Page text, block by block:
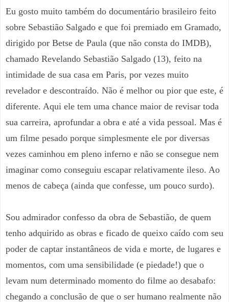
Eu gosto muito também do documentário brasileiro feito
sobre Sebastião Salgado e que foi premiado em Gramado,
dirigido por Betse de Paula (que não consta do IMDB),
chamado Revelando Sebastião Salgado (13), feito na
intimidade de sua casa em Paris, por vezes muito
revelador e descontraído. Não é melhor ou pior que este, é
diferente. Aqui ele tem uma chance maior de revisar toda
sua carreira, aprofundar a obra e até a vida pessoal. Mas é
um filme pesado porque simplesmente ele por diversas
vezes caminhou em pleno inferno e não se consegue nem
imaginar como conseguiu escapar relativamente ileso. Ao
menos de cabeça (ainda que confesse, um pouco surdo).
Sou admirador confesso da obra de Sebastião, de quem
tenho adquirido as obras e ficado de queixo caído com seu
poder de captar instantâneos de vida e morte, de lugares e
momentos, com uma sensibilidade (e piedade!) que o
levam num determinado momento do filme ao desabafo:
chegando a conclusão de que o ser humano realmente não